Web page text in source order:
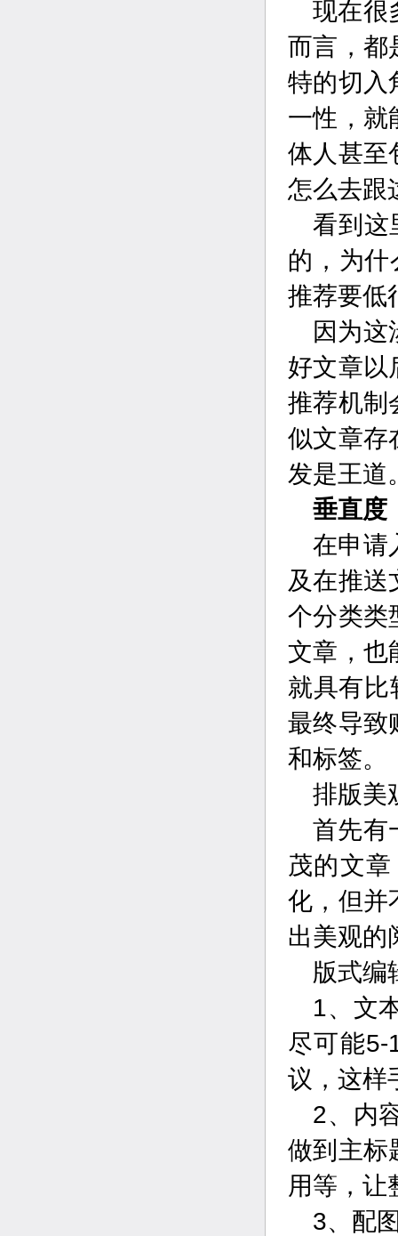
现在很
而言，都
特的切入
一性，就
体人甚至
怎么去跟
看到这
的，为
推荐要低
因为这
好文章以
推荐机制
似文章存
发是王道
垂直度
在申请
及在推送
个分类类
文章，也
就具有比
最终导致
和标签。
排版美
首先有
茂的文
化，但并
出美观的
版式编
1、文
尽可能5-
议，这样
2、内
做到主标
用等，让
3、配